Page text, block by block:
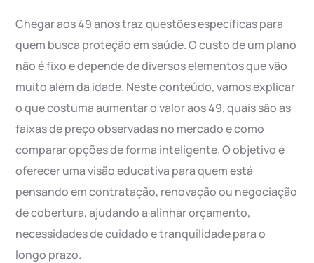
Chegar aos 49 anos traz questões específicas para
quem busca proteção em saúde. O custo de um plano
não é fixo e depende de diversos elementos que vão
muito além da idade. Neste conteúdo, vamos explicar
o que costuma aumentar o valor aos 49, quais são as
faixas de preço observadas no mercado e como
comparar opções de forma inteligente. O objetivo é
oferecer uma visão educativa para quem está
pensando em contratação, renovação ou negociação
de cobertura, ajudando a alinhar orçamento,
necessidades de cuidado e tranquilidade para o
longo prazo.